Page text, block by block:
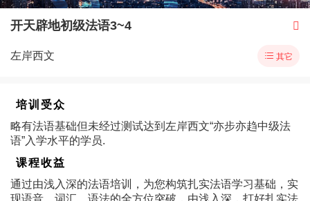
开天辟地初级法语3~4 
左岸西文  其它
培训受众
略有法语基础但未经过测试达到左岸西文“亦步亦趋中级法
语”入学水平的学员.
课程收益
通过由浅入深的法语培训，为您构筑扎实法语学习基础，实
现语音、词汇、语法的全方位突破，由浅入深，打好扎实法